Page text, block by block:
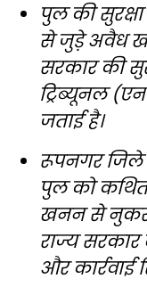
पुल की
से जुड़े अवैध
सरकार की
ट्रिब्यूनल
जताई है।
रूपनगर जिले
पुल को
खनन से
राज्य
और कार्रवाई